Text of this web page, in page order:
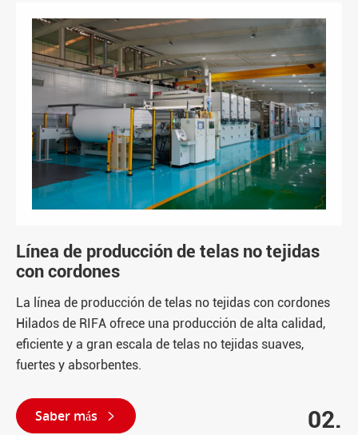
Línea de producción de telas no tejidas
con cordones
La línea de producción de telas no tejidas con cordones
Hilados de RIFA ofrece una producción de alta calidad,
eficiente y a gran escala de telas no tejidas suaves,
fuertes y absorbentes.
Saber más  02.